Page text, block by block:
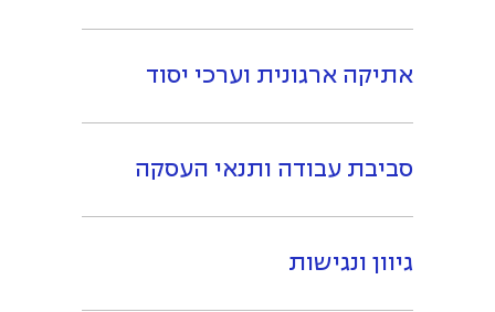
אתיקה ארגונית וערכי יסוד
סביבת עבודה ותנאי העסקה
גיוון ונגישות